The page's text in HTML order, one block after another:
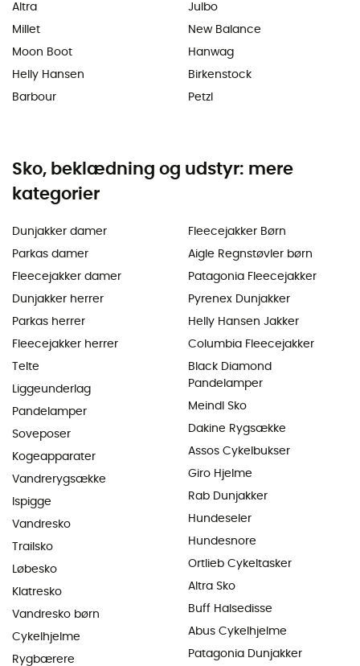
Altra
Millet
Moon Boot
Helly Hansen
Barbour
Julbo
New Balance
Hanwag
Birkenstock
Petzl
Sko, beklædning og udstyr: mere
kategorier
Dunjakker damer
Parkas damer
Fleecejakker damer
Dunjakker herrer
Parkas herrer
Fleecejakker herrer
Telte
Liggeunderlag
Pandelamper
Soveposer
Kogeapparater
Vandrerygsække
Ispigge
Vandresko
Trailsko
Løbesko
Klatresko
Vandresko børn
Cykelhjelme
Rygbærere
Fleecejakker Børn
Aigle Regnstøvler børn
Patagonia Fleecejakker
Pyrenex Dunjakker
Helly Hansen Jakker
Columbia Fleecejakker
Black Diamond
Pandelamper
Meindl Sko
Dakine Rygsække
Assos Cykelbukser
Giro Hjelme
Rab Dunjakker
Hundeseler
Hundesnore
Ortlieb Cykeltasker
Altra Sko
Buff Halsedisse
Abus Cykelhjelme
Patagonia Dunjakker